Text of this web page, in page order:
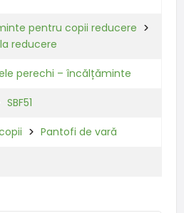
pentru copii reducere
reducere
perechi – încălțăminte
SBF51
Pantofi de vară